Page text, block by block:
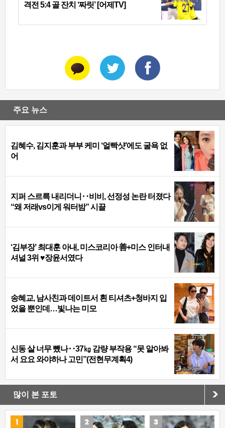
격전 5:4 골 잔치 ‘짜릿’ [어제TV]
주요 뉴스
김혜수, 김지훈과 부부 케미 ‘얼빡샷’에도 굴욕 없
어
지퍼 스르륵 내리더니‥비비, 선정성 논란 터졌다
“왜 저래vs이게 워터밤” 시끌
‘김부장’ 최대훈 아내, 미스코리아 善+미스 인터내
셔널 3위 ♥장윤서였다
송혜교, 남사친과 데이트서 흰 티셔츠+청바지 입
었을 뿐인데…빛나는 미모
신동 살 너무 뺐나‥37㎏ 감량 부작용 “못 알아봐
서 요요 와야하나 고민”(전현무계획4)
많이 본 포토